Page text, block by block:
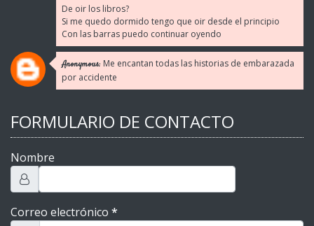
De oir los libros?
Si me quedo dormido tengo que oir desde el principio
Con las barras puedo continuar oyendo
Anonymous: Me encantan todas las historias de embarazada
por accidente
FORMULARIO DE CONTACTO
Nombre
Correo electrónico *